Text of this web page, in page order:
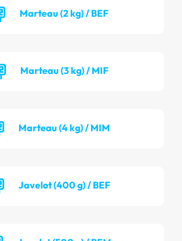
Marteau (2 kg) / BEF
Marteau (3 kg) / MIF
Marteau (4 kg) / MIM
Javelot (400 g) / BEF